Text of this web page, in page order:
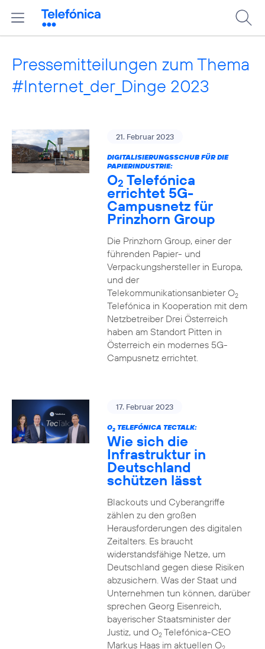
Pressemitteilungen zum Thema
#Internet_der_Dinge 2023
21. Februar 2023
DIGITALISIERUNGSSCHUB FÜR DIE
PAPIERINDUSTRIE:
O2 Telefónica
errichtet 5G-
Campusnetz für
Prinzhorn Group
Die Prinzhorn Group, einer der
führenden Papier- und
Verpackungshersteller in Europa,
und der
Telekommunikationsanbieter O2
Telefónica in Kooperation mit dem
Netzbetreiber Drei Österreich
haben am Standort Pitten in
Österreich ein modernes 5G-
Campusnetz errichtet.
17. Februar 2023
O2TELEFÓNICA TECTALK:
Wie sich die
Infrastruktur in
Deutschland
schützen lässt
Blackouts und Cyberangriffe
zählen zu den großen
Herausforderungen des digitalen
Zeitalters. Es braucht
widerstandsfähige Netze, um
Deutschland gegen diese Risiken
abzusichern. Was der Staat und
Unternehmen tun können, darüber
sprechen Georg Eisenreich,
bayerischer Staatsminister der
Justiz, und O2Telefónica-CEO
Markus Haas im aktuellen O